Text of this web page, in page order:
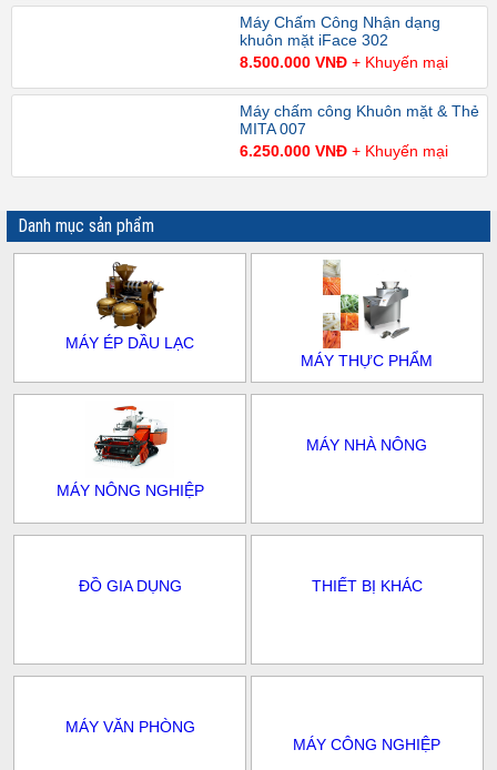
Máy Chấm Công Nhận dạng
khuôn mặt iFace 302
8.500.000 VNĐ+ Khuyến mại
Máy chấm công Khuôn mặt & Thẻ
MITA 007
6.250.000 VNĐ+ Khuyến mại
Danh mục sản phẩm
MÁY ÉP DẦU LẠC
MÁY THỰC PHẨM
MÁY NÔNG NGHIỆP
MÁY NHÀ NÔNG
ĐỒ GIA DỤNG THIẾT BỊ KHÁC
MÁY VĂN PHÒNG
MÁY CÔNG NGHIỆP